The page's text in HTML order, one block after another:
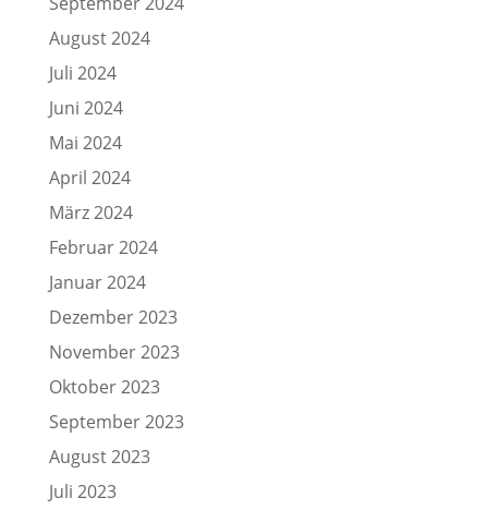
August 2024
Juli 2024
Juni 2024
Mai 2024
April 2024
März 2024
Februar 2024
Januar 2024
Dezember 2023
November 2023
Oktober 2023
September 2023
August 2023
Juli 2023